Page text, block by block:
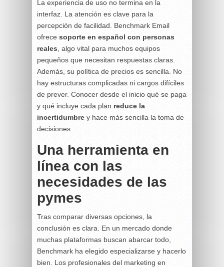
La experiencia de uso no termina en la
interfaz. La atención es clave para la
percepción de facilidad. Benchmark Email
ofrece soporte en español con personas
reales , algo vital para muchos equipos
pequeños que necesitan respuestas claras.
Además, su política de precios es sencilla. No
hay estructuras complicadas ni cargos difíciles
de prever. Conocer desde el inicio qué se paga
y qué incluye cada plan reduce la
incertidumbre y hace más sencilla la toma de
decisiones.
Una herramienta en
línea con las
necesidades de las
pymes
Tras comparar diversas opciones, la
conclusión es clara. En un mercado donde
muchas plataformas buscan abarcar todo,
Benchmark ha elegido especializarse y hacerlo
bien. Los profesionales del marketing en